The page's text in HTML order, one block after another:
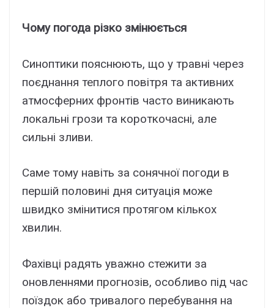
Чому погода різко змінюється
Синоптики пояснюють, що у травні через
поєднання теплого повітря та активних
атмосферних фронтів часто виникають
локальні грози та короткочасні, але
сильні зливи.
Саме тому навіть за сонячної погоди в
першій половині дня ситуація може
швидко змінитися протягом кількох
хвилин.
Фахівці радять уважно стежити за
оновленнями прогнозів, особливо під час
поїздок або тривалого перебування на